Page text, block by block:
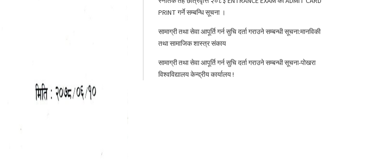
PRINT गर्ने सम्बन्धि सूचना ।
सामाग्री तथा सेवा आपूर्ति गर्न सुचि दर्ता गराउने सम्बन्धी सूचना:मानविकी
तथा सामाजिक शास्त्र संकाय
सामाग्री तथा सेवा आपूर्ति गर्न सुचि दर्ता गराउने सम्बन्धी सूचना-पोखरा
विश्वविद्यालय केन्द्रीय कार्यालय !